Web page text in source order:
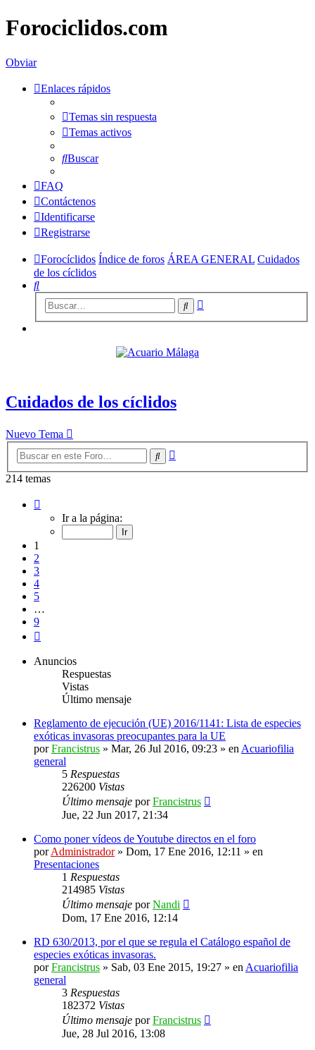
Forociclidos.com
Obviar
Enlaces rápidos
Temas sin respuesta
Temas activos
Buscar
FAQ
Contáctenos
Identificarse
Registrarse
Forocíclidos Índice de foros ÁREA GENERAL Cuidados
de los cíclidos
Buscar
Buscar
Cuidados de los cíclidos
Nuevo Tema
Buscar
214 temas
Ir a la página:
1
2
3
4
5
…
9
Anuncios
Respuestas
Vistas
Último mensaje
Reglamento de ejecución (UE) 2016/1141: Lista de especies
exóticas invasoras preocupantes para la UE
porFrancistrus » Mar, 26 Jul 2016, 09:23 » en Acuariofilia
general
5 Respuestas
226200 Vistas
Último mensaje porFrancistrus
Jue, 22 Jun 2017, 21:34
Como poner vídeos de Youtube directos en el foro
porAdministrador» Dom, 17 Ene 2016, 12:11 » en
Presentaciones
1 Respuestas
214985 Vistas
Último mensaje porNandi
Dom, 17 Ene 2016, 12:14
RD 630/2013, por el que se regula el Catálogo español de
especies exóticas invasoras.
porFrancistrus » Sab, 03 Ene 2015, 19:27 » en Acuariofilia
general
3 Respuestas
182372 Vistas
Último mensaje porFrancistrus
Jue, 28 Jul 2016, 13:08